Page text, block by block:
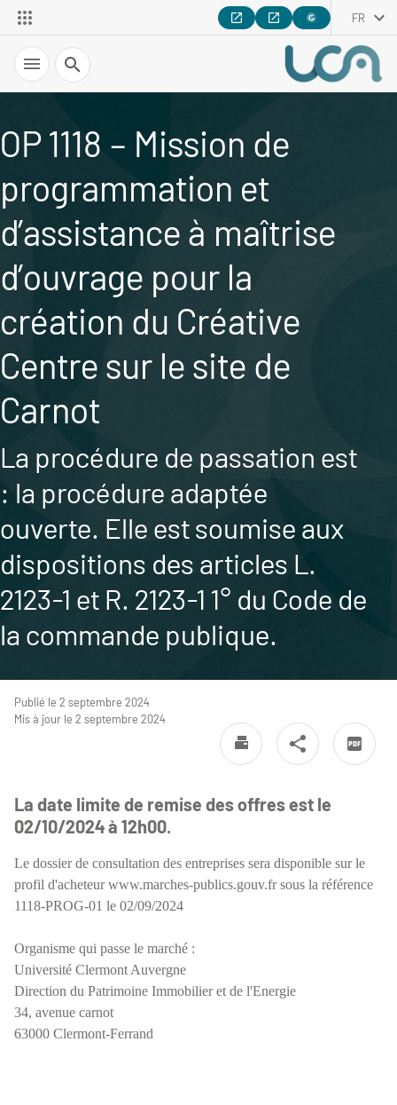
FR
Recherche
OP 1118 – Mission de
programmation et
d’assistance à maîtrise
d’ouvrage pour la
création du Créative
Centre sur le site de
Carnot
La procédure de passation est
: la procédure adaptée
ouverte. Elle est soumise aux
dispositions des articles L.
2123-1 et R. 2123-1 1° du Code de
la commande publique.
Publié le 2 septembre 2024
Mis à jour le 2 septembre 2024
La date limite de remise des offres est le
02/10/2024 à 12h00.
Le dossier de consultation des entreprises sera disponible sur le
profil d'acheteur www.marches-publics.gouv.fr sous la référence
1118-PROG-01 le 02/09/2024
Organisme qui passe le marché :
Université Clermont Auvergne
Direction du Patrimoine Immobilier et de l'Energie
34, avenue carnot
63000 Clermont-Ferrand